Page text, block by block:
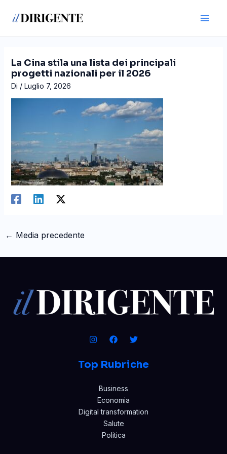
La Cina stila una lista dei principali
progetti nazionali per il 2026
Di / Luglio 7, 2026
articoli
← Media precedente
Top Rubriche
Business
Economia
Digital transformation
Salute
Politica